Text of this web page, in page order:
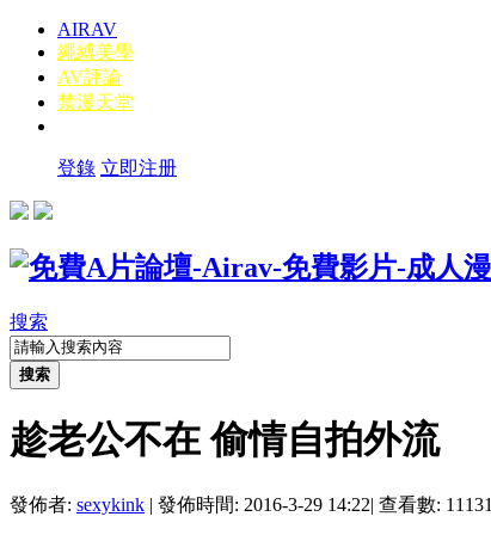
AIRAV
繩縛美學
AV評論
禁漫天堂
登錄 立即注册
搜索
搜索
趁老公不在 偷情自拍外流
發佈者: sexykink | 發佈時間: 2016-3-29 14:22| 查看數: 11131